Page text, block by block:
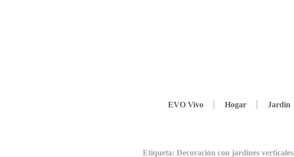
EVO Vivo Hogar Jardin
Etiqueta: Decoración con jardines verticales